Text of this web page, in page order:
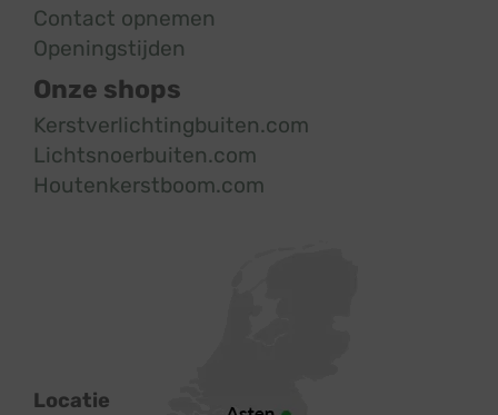
Contact opnemen
Openingstijden
Onze shops
Kerstverlichtingbuiten.com
Lichtsnoerbuiten.com
Houtenkerstboom.com
Locatie